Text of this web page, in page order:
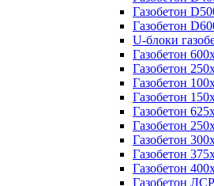
Газобетон
Газобетон
U-блоки
Газобетон
Газобетон
Газобетон
Газобетон
Газобетон
Газобетон
Газобетон
Газобетон
Газобетон
Газобетон ЛСР